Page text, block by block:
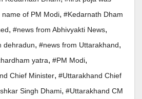
of PM Modi, #Kedarnath Dham
, #news from Abhivyakti News,
dehradun, #news from Uttarakhand,
yatra, #PM Modi,
Chief Minister, #Uttarakhand Chief
Singh Dhami, #Uttarakhand CM